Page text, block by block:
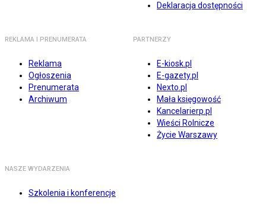
Deklaracja dostępności
REKLAMA I PRENUMERATA
Reklama
Ogłoszenia
Prenumerata
Archiwum
PARTNERZY
E-kiosk.pl
E-gazety.pl
Nexto.pl
Mała księgowość
Kancelarierp.pl
Wieści Rolnicze
Życie Warszawy
NASZE WYDARZENIA
Szkolenia i konferencje